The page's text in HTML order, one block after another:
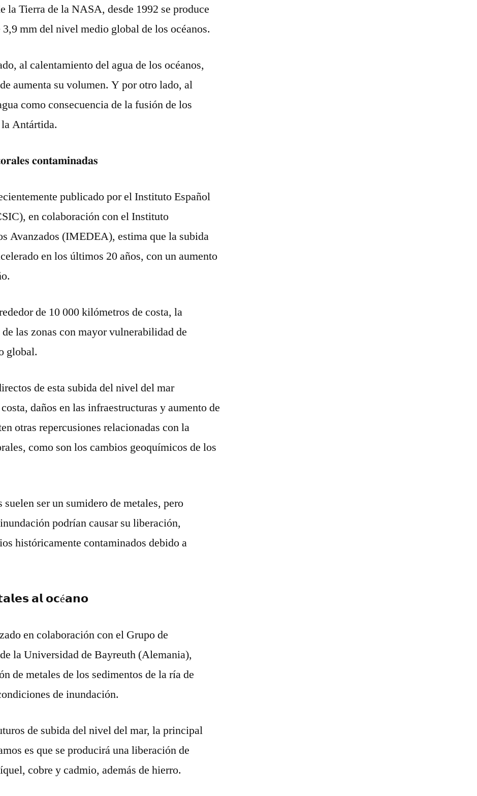
la Tierra de la NASA, desde 1992 se produce
3,9 mm del nivel medio global de los océanos.
al calentamiento del agua de los océanos,
aumenta su volumen. Y por otro lado, al
como consecuencia de la fusión de los
Antártida.
𝐜𝐨𝐧𝐭𝐚𝐦𝐢𝐧𝐚𝐝𝐚𝐬
publicado por el Instituto Español
en colaboración con el Instituto
Avanzados (IMEDEA), estima que la subida
en los últimos 20 años, con un aumento
de 10 000 kilómetros de costa, la
las zonas con mayor vulnerabilidad de
global.
de esta subida del nivel del mar
daños en las infraestructuras y aumento de
otras repercusiones relacionadas con la
como son los cambios geoquímicos de los
ser un sumidero de metales, pero
podrían causar su liberación,
históricamente contaminados debido a
𝗮𝗹 𝗼𝗰é𝗮𝗻𝗼
en colaboración con el Grupo de
la Universidad de Bayreuth (Alemania),
de metales de los sedimentos de la ría de
de inundación.
de subida del nivel del mar, la principal
es que se producirá una liberación de
cobre y cadmio, además de hierro.